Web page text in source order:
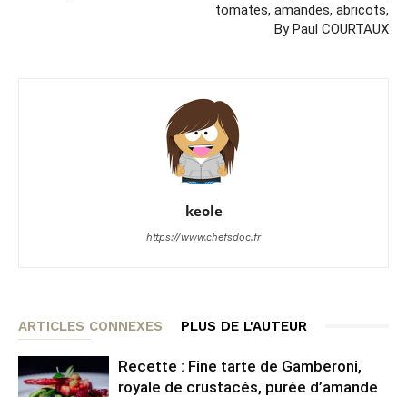
tomates, amandes, abricots,
By Paul COURTAUX
keole
https://www.chefsdoc.fr
ARTICLES CONNEXES PLUS DE L'AUTEUR
Recette : Fine tarte de Gamberoni,
royale de crustacés, purée d’amande